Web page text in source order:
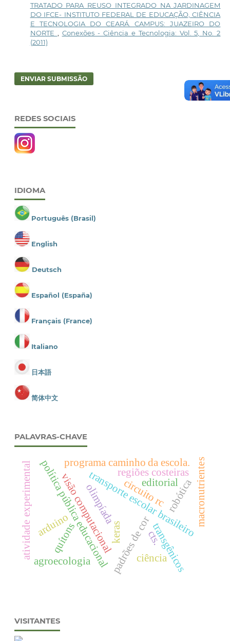
TRATADO PARA REUSO INTEGRADO NA JARDINAGEM
DO IFCE- INSTITUTO FEDERAL DE EDUCAÇÃO, CIÊNCIA
E TECNOLOGIA DO CEARÁ. CAMPUS: JUAZEIRO DO
NORTE
Conexões - Ciência e Tecnologia: Vol. 5, No. 2
(2011)
ENVIAR SUBMISSÃO
REDES SOCIAIS
IDIOMA
Português (Brasil)
English
Deutsch
Español (España)
Français (France)
Italiano
日本語
简体中文
PALAVRAS-CHAVE
editorial
olimpíada
política pública educacionaltransporte escolar brasileiro
programa caminho da escola.
padrões de cor
quítons
regiões costeiras
robótica
visão computacionalkeras transgênicos
cts.
agroecologia
atividade experimental ciência
macronutrientes
arduino
circuito rc
VISITANTES